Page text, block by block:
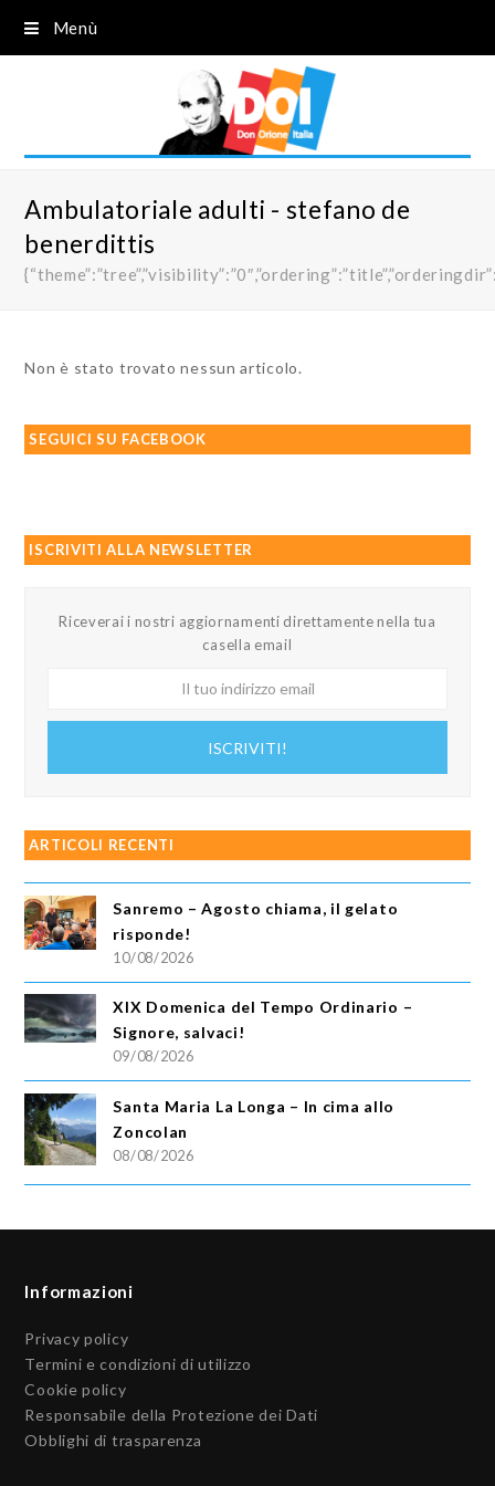
Menù
Ambulatoriale adulti - stefano de
benerdittis
Non è stato trovato nessun articolo.
SEGUICI SU FACEBOOK
ISCRIVITI ALLA NEWSLETTER
Riceverai i nostri aggiornamenti direttamente nella tua
casella email
ISCRIVITI!
ARTICOLI RECENTI
Sanremo – Agosto chiama, il gelato
risponde!
10/08/2026
XIX Domenica del Tempo Ordinario –
Signore, salvaci!
09/08/2026
Santa Maria La Longa – In cima allo
Zoncolan
08/08/2026
Informazioni
Privacy policy
Termini e condizioni di utilizzo
Cookie policy
Responsabile della Protezione dei Dati
Obblighi di trasparenza